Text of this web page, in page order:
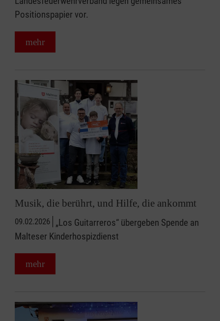
Positionspapier vor.
mehr
Musik, die berührt, und Hilfe, die ankommt
09.02.2026 „Los Guitarreros“ übergeben Spende an
Malteser Kinderhospizdienst
mehr